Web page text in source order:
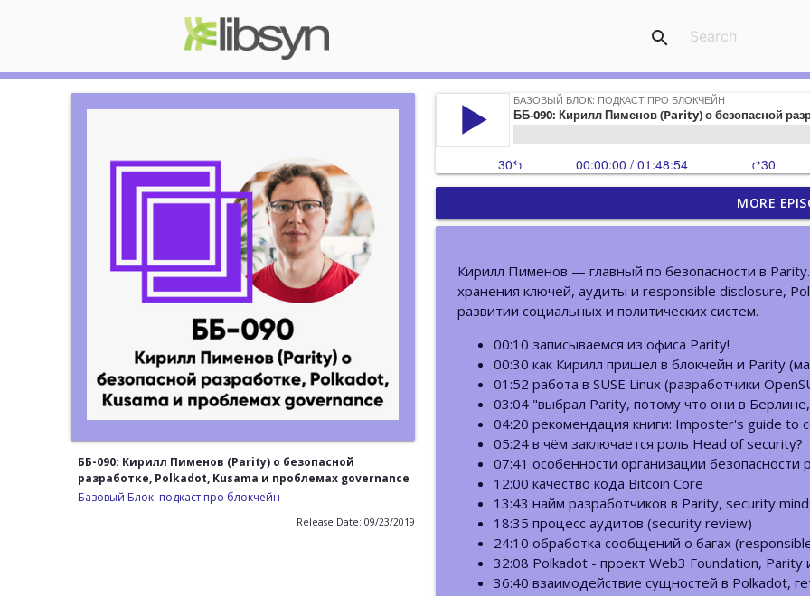
search
ББ-090: Кирилл Пименов (Parity) о безопасной
разработке, Polkadot, Kusama и проблемах governance
Базовый Блок: подкаст про блокчейн
Release Date: 09/23/2019
ББ-223: DWeb Camp. Децентрализованный веб
Базовый Блок: подкаст про блокчейн
ББ-222: Иван Козлов (Resolv) о жизни после
Базовый Блок: подкаст про блокчейн
ББ-221: Пост-квантовая криптография. Bitcoin и
Базовый Блок: подкаст про блокчейн
ББ-220: Пост-квантовая криптография. Часть
Базовый Блок: подкаст про блокчейн
ББ-219: Василий Шаповалов: Lido, Ethereum и
Базовый Блок: подкаст про блокчейн
ББ 218: Григорий Осипов:
MORE
Кирилл Пименов — главный по безопасности в
хранения ключей, аудиты и responsible disclosure,
развитии социальных и политических систем.
00:10 записываемся из офиса Parity!
00:30 как Кирилл пришел в блокчейн и Parity
01:52 работа в SUSE Linux (разработчики
03:04 "выбрал Parity, потому что они в
04:20 рекомендация книги: Imposter's guide to
05:24 в чём заключается роль Head of security?
07:41 особенности организации безопасности
12:00 качество кода Bitcoin Core
13:43 найм разработчиков в Parity, security
18:35 процесс аудитов (security review)
24:10 обработка сообщений о багах
32:08 Polkadot - проект Web3 Foundation, Parity
36:40 взаимодействие сущностей в Polkadot,